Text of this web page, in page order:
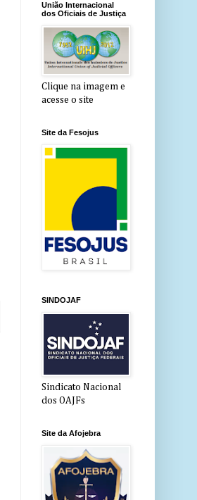
União Internacional
dos Oficiais de Justiça
Clique na imagem e
acesse o site
Site da Fesojus
SINDOJAF
Sindicato Nacional
dos OAJFs
Site da Afojebra